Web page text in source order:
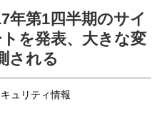
年第1四半期のサイ
を発表、大きな変
される
ュリティ情報